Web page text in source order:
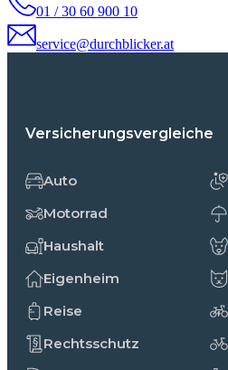
01 / 30 60 900 10
service@durchblicker.at
Versicherungsvergleiche
Auto
Motorrad
Haushalt
Eigenheim
Reise
Rechtsschutz